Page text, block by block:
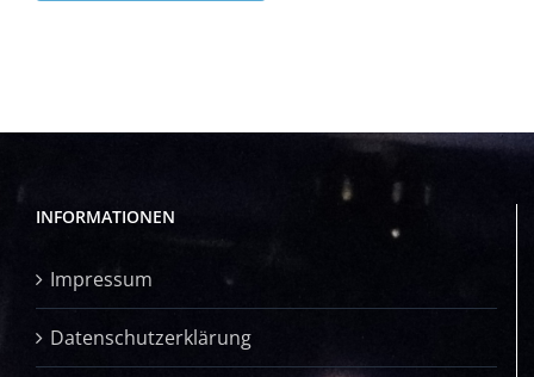
INFORMATIONEN
Impressum
Datenschutzerklärung